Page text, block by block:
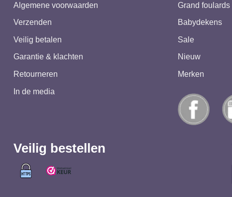
Algemene voorwaarden
Verzenden
Veilig betalen
Garantie & klachten
Retourneren
In de media
Grand foulards
Babydekens
Sale
Nieuw
Merken
Veilig bestellen